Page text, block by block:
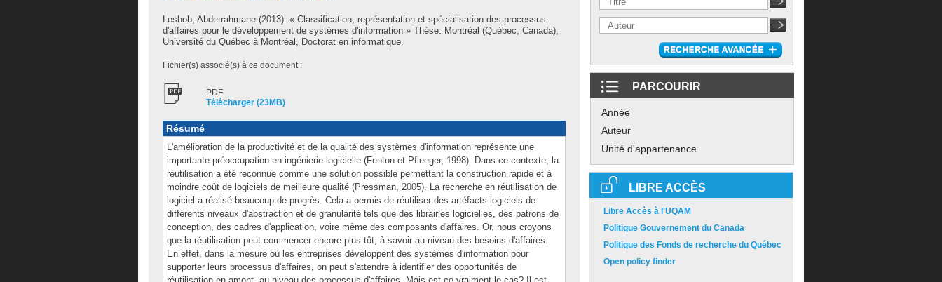
Leshob, Abderrahmane (2013). « Classification, représentation et spécialisation des processus
d'affaires pour le développement de systèmes d'information » Thèse. Montréal (Québec, Canada),
Université du Québec à Montréal, Doctorat en informatique.
Fichier(s) associé(s) à ce document :
PDF
Télécharger (23MB)
Résumé
L'amélioration de la productivité et de la qualité des systèmes d'information représente une
importante préoccupation en ingénierie logicielle (Fenton et Pfleeger, 1998). Dans ce contexte, la
réutilisation a été reconnue comme une solution possible permettant la construction rapide et à
moindre coût de logiciels de meilleure qualité (Pressman, 2005). La recherche en réutilisation de
logiciel a réalisé beaucoup de progrès. Cela a permis de réutiliser des artéfacts logiciels de
différents niveaux d'abstraction et de granularité tels que des librairies logicielles, des patrons de
conception, des cadres d'application, voire même des composants d'affaires. Or, nous croyons
que la réutilisation peut commencer encore plus tôt, à savoir au niveau des besoins d'affaires.
En effet, dans la mesure où les entreprises développent des systèmes d'information pour
supporter leurs processus d'affaires, on peut s'attendre à identifier des opportunités de
PARCOURIR
Année
Auteur
Unité d'appartenance
LIBRE ACCÈS
Libre Accès à l'UQAM
Politique Gouvernement du Canada
Politique des Fonds de recherche du Québec
Open policy finder